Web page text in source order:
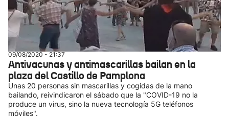
09/08/2020 - 21:37
Antivacunas y antimascarillas bailan en la
plaza del Castillo de Pamplona
Unas 20 personas sin mascarillas y cogidas de la mano
bailando, reivindicaron el sábado que la "COVID-19 no la
produce un virus, sino la nueva tecnología 5G teléfonos
móviles".